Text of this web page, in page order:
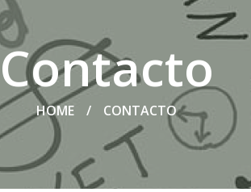
Contacto
HOME CONTACTO